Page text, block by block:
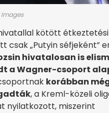
kötött étkeztetési
csak „Putyin séfjeként”
hivatalosan is
a Wagner-csoport
korábban
, a Kreml-közeli
nyilatkozott, miszerint